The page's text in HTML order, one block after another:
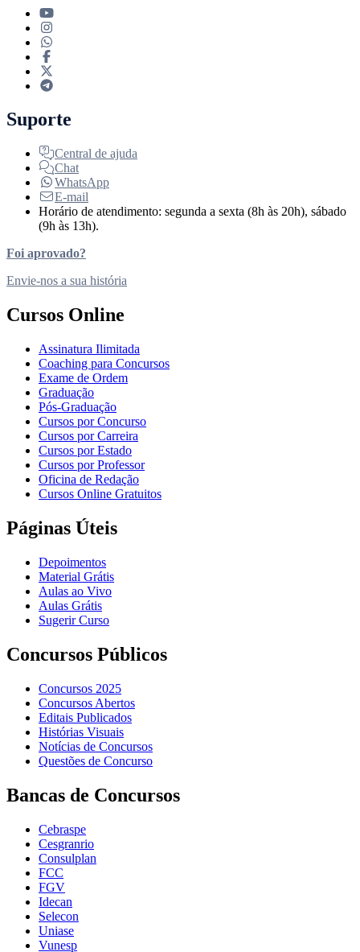
Suporte
Central de ajuda
Chat
WhatsApp
E-mail
Horário de atendimento: segunda a sexta (8h às 20h), sábado
(9h às 13h).
Foi aprovado?
Envie-nos a sua história
Cursos Online
Assinatura Ilimitada
Coaching para Concursos
Exame de Ordem
Graduação
Pós-Graduação
Cursos por Concurso
Cursos por Carreira
Cursos por Estado
Cursos por Professor
Oficina de Redação
Cursos Online Gratuitos
Páginas Úteis
Depoimentos
Material Grátis
Aulas ao Vivo
Aulas Grátis
Sugerir Curso
Concursos Públicos
Concursos 2025
Concursos Abertos
Editais Publicados
Histórias Visuais
Notícias de Concursos
Questões de Concurso
Bancas de Concursos
Cebraspe
Cesgranrio
Consulplan
FCC
FGV
Idecan
Selecon
Uniase
Vunesp